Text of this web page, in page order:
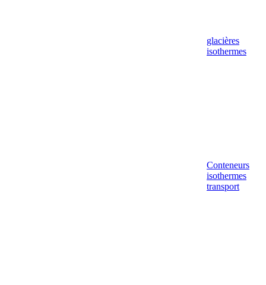
glacières
isothermes
Conteneurs
isothermes
transport